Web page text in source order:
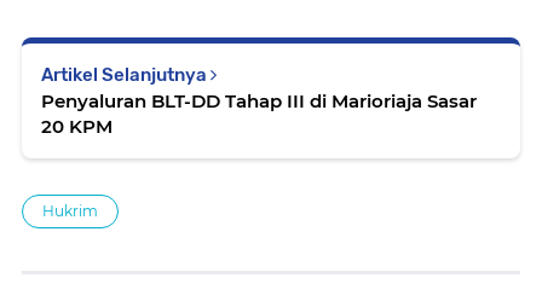
Artikel Selanjutnya
Penyaluran BLT-DD Tahap III di Marioriaja Sasar
20 KPM
Hukrim